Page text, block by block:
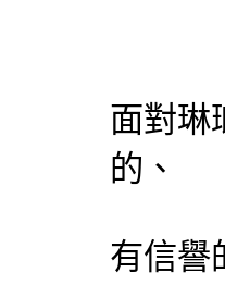
面對琳
的、
有信譽